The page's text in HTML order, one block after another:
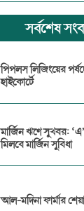
সর্বশেষ
পিপলস লিজিংয়ের
হাইকোর্টে
মার্জিন ঋণে সুখবর:
মিলবে মার্জিন সুবিধা
আল-মদিনা ফার্মার